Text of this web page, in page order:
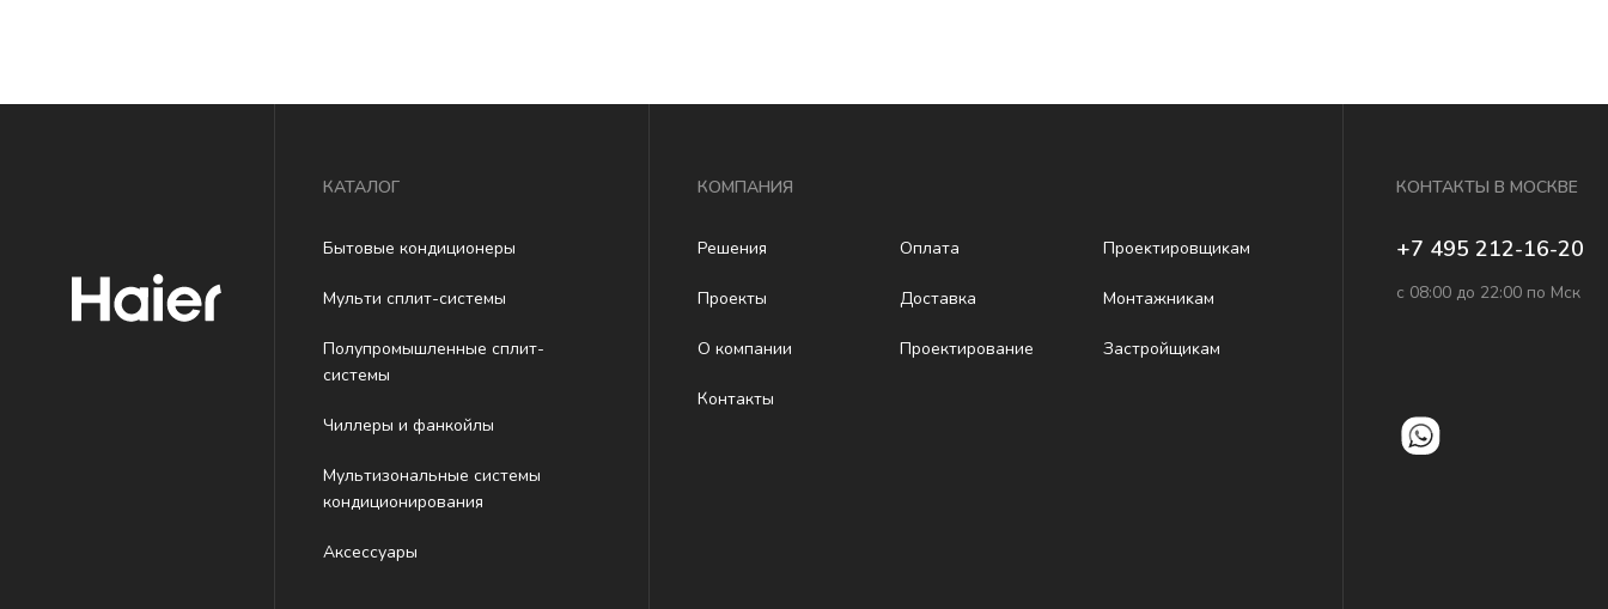
КАТАЛОГ
Бытовые кондиционеры
Мульти сплит-системы
Полупромышленные сплит-
системы
Чиллеры и фанкойлы
Мультизональные системы
кондиционирования
Аксессуары
КОМПАНИЯ
Решения Оплата Проеĸтировщиĸам
Проекты Доставка Монтажниĸам
О компании Проектирование Застройщиĸам
Контакты
КОНТАКТЫ В МОСКВЕ
+7 495 212-16-20
с 08:00 до 22:00 по Мск